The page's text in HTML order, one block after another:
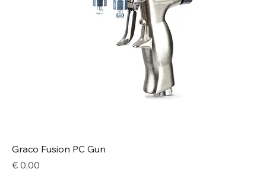
Graco Fusion PC Gun
Price
€ 0,00